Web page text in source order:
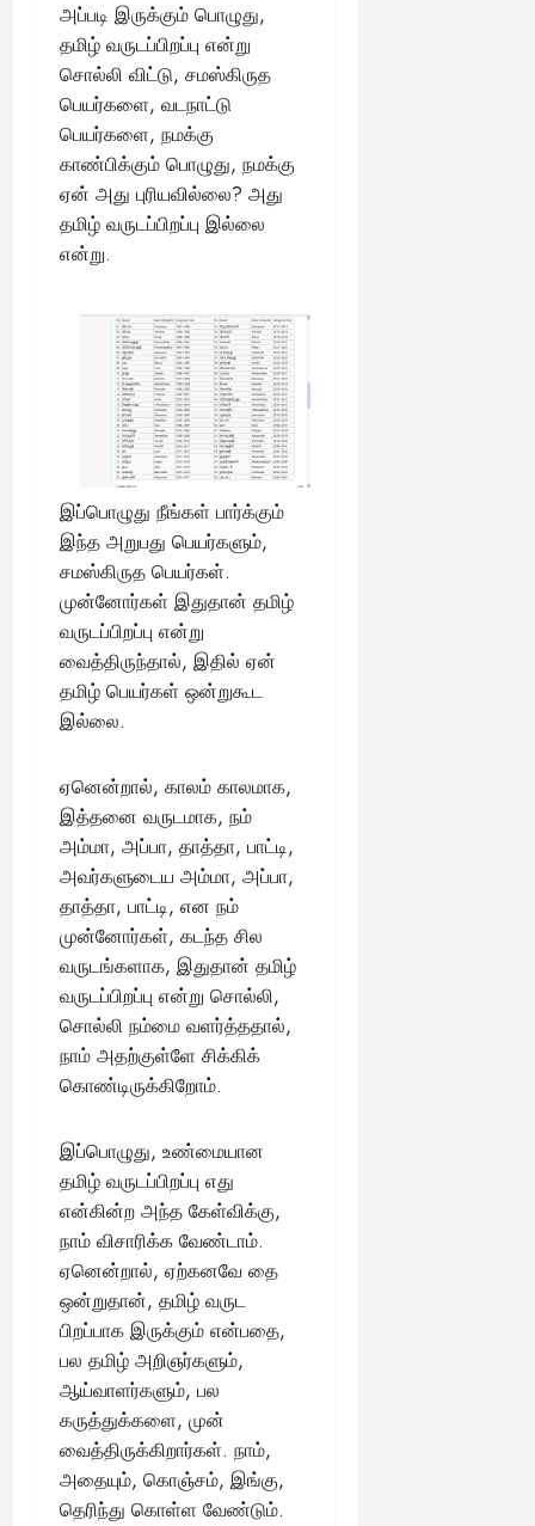
அப்படி இருக்கும் பொழுது,
தமிழ் வருடப்பிறப்பு என்று
சொல்லி விட்டு, சமஸ்கிருத
பெயர்களை, வடநாட்டு
பெயர்களை, நமக்கு
காண்பிக்கும் பொழுது, நமக்கு
ஏன் அது புரியவில்லை? அது
தமிழ் வருடப்பிறப்பு இல்லை
என்று.
இப்பொழுது நீங்கள் பார்க்கும்
இந்த அறுபது பெயர்களும்,
சமஸ்கிருத பெயர்கள்.
முன்னோர்கள் இதுதான் தமிழ்
வருடப்பிறப்பு என்று
வைத்திருந்தால், இதில் ஏன்
தமிழ் பெயர்கள் ஒன்றுகூட
இல்லை.
ஏனென்றால், காலம் காலமாக,
இத்தனை வருடமாக, நம்
அம்மா, அப்பா, தாத்தா, பாட்டி,
அவர்களுடைய அம்மா, அப்பா,
தாத்தா, பாட்டி, என நம்
முன்னோர்கள், கடந்த சில
வருடங்களாக, இதுதான் தமிழ்
வருடப்பிறப்பு என்று சொல்லி,
சொல்லி நம்மை வளர்த்ததால்,
நாம் அதற்குள்ளே சிக்கிக்
கொண்டிருக்கிறோம்.
இப்பொழுது, உண்மையான
தமிழ் வருடப்பிறப்பு எது
என்கின்ற அந்த கேள்விக்கு,
நாம் விசாரிக்க வேண்டாம்.
ஏனென்றால், ஏற்கனவே தை
ஒன்றுதான், தமிழ் வருட
பிறப்பாக இருக்கும் என்பதை,
பல தமிழ் அறிஞர்களும்,
ஆய்வாளர்களும், பல
கருத்துக்களை, முன்
வைத்திருக்கிறார்கள். நாம்,
அதையும், கொஞ்சம், இங்கு,
தெரிந்து கொள்ள வேண்டும்.